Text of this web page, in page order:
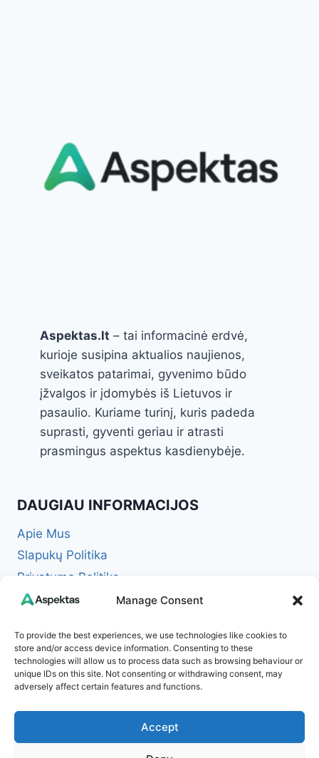
Manage Consent
To provide the best experiences, we use technologies like cookies to
store and/or access device information. Consenting to these
technologies will allow us to process data such as browsing behaviour or
unique IDs on this site. Not consenting or withdrawing consent, may
adversely affect certain features and functions.
Accept
NAMAMS
Aspektas.lt – tai informacinė erdvė,
kurioje susipina aktualios naujienos,
sveikatos patarimai, gyvenimo būdo
įžvalgos ir įdomybės iš Lietuvos ir
pasaulio. Kuriame turinį, kuris padeda
suprasti, gyventi geriau ir atrasti
prasmingus aspektus kasdienybėje.
DAUGIAU INFORMACIJOS
Apie Mus
Slapukų Politika
Privatumo Politika
Redakcinė politika + Klaidų taisymo politika
Atsakomybės apribojimas (Disclaimer)
Naudojimosi taisyklės (Terms of Service)
Kontaktai